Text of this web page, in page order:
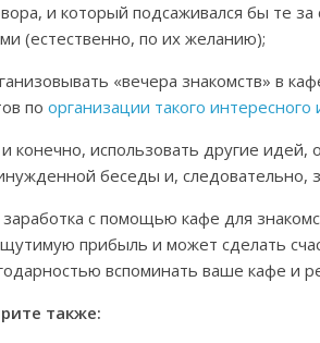
и который подсаживался бы те
(естественно, по их желанию);
«вечера знакомств» в
по организации такого
конечно, использовать другие идей,
беседы и, следовательно,
с помощью кафе для
прибыль и может сделать
вспоминать ваше кафе и
также: